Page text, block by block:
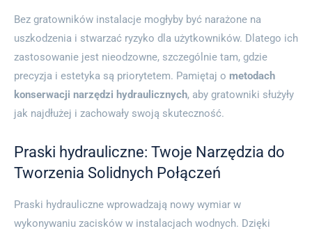
Bez gratowników instalacje mogłyby być narażone na
uszkodzenia i stwarzać ryzyko dla użytkowników. Dlatego ich
zastosowanie jest nieodzowne, szczególnie tam, gdzie
precyzja i estetyka są priorytetem. Pamiętaj o metodach
konserwacji narzędzi hydraulicznych, aby gratowniki służyły
jak najdłużej i zachowały swoją skuteczność.
Praski hydrauliczne: Twoje Narzędzia do
Tworzenia Solidnych Połączeń
Praski hydrauliczne wprowadzają nowy wymiar w
wykonywaniu zacisków w instalacjach wodnych. Dzięki